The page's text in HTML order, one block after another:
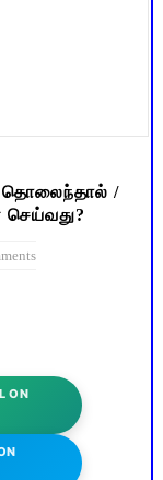
தொலைந்தால் /
செய்வது?
ON